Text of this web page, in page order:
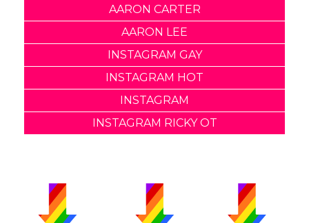
AARON CARTER
AARON LEE
INSTAGRAM GAY
INSTAGRAM HOT
INSTAGRAM
INSTAGRAM RICKY OT